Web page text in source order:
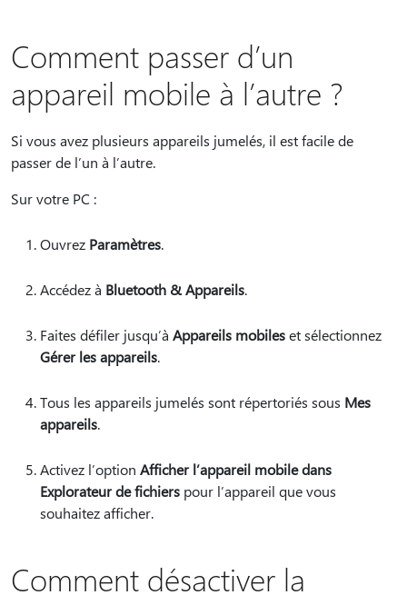
Comment passer d’un
appareil mobile à l’autre ?
Si vous avez plusieurs appareils jumelés, il est facile de
passer de l’un à l’autre.
Sur votre PC :
Ouvrez Paramètres.
Accédez à Bluetooth & Appareils.
Faites défiler jusqu’à Appareils mobileset sélectionnez
Gérer les appareils.
Tous les appareils jumelés sont répertoriés sous Mes
appareils.
Activez l’option Afficher l’appareil mobile dans
Explorateur de fichiers pour l’appareil que vous
souhaitez afficher.
Comment désactiver la